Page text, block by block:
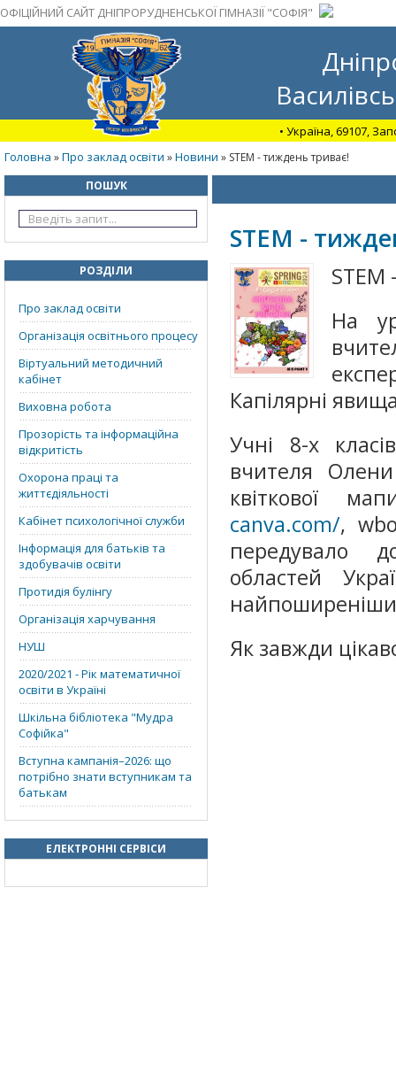
ОФІЦІЙНИЙ САЙТ ДНІПРОРУДНЕНСЬКОЇ ГІМНАЗІЇ "СОФІЯ"
• Україна, 69107,
Головна »Про заклад освіти »Новини » STEM - тиждень триває!
ПОШУК
РОЗДІЛИ
Про заклад освіти
Організація освітнього процесу
Віртуальний методичний
кабінет
Виховна робота
Прозорість та інформаційна
відкритість
Охорона праці та
життєдіяльності
Кабінет психологічної служби
Інформація для батьків та
здобувачів освіти
Протидія булінгу
Організація харчування
НУШ
2020/2021 - Рік математичної
освіти в Україні
Шкільна бібліотека "Мудра
Софійка"
Вступна кампанія–2026: що
потрібно знати вступникам та
батькам
ЕЛЕКТРОННІ СЕРВІСИ
STEM -
На
Капілярні
Учні 8-х
вчителя
квіткової
canva.com/,
передувало
областей
Як завжди